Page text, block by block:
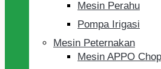
Mesin Perahu
Pompa Irigasi
Mesin Peternakan
Mesin APPO